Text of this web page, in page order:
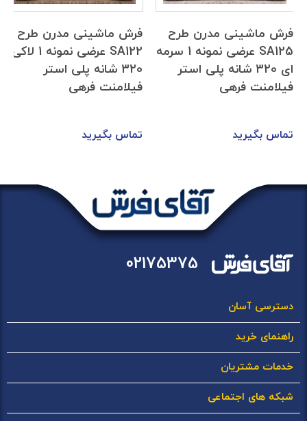
فرش ماشینی مدرن طرح
SA125 عرضی نمونه 1 سرمه
ای 320 شانه پلی استر
فیلامنت فرهی
تماس بگیرید
فرش ماشینی مدرن طرح
SA122 عرضی نمونه 1 لاکی
320 شانه پلی استر
فیلامنت فرهی
تماس بگیرید
02175375
دسترسی آسان
راهنمای خرید
خدمات مشتریان
شبکه های اجتماعی